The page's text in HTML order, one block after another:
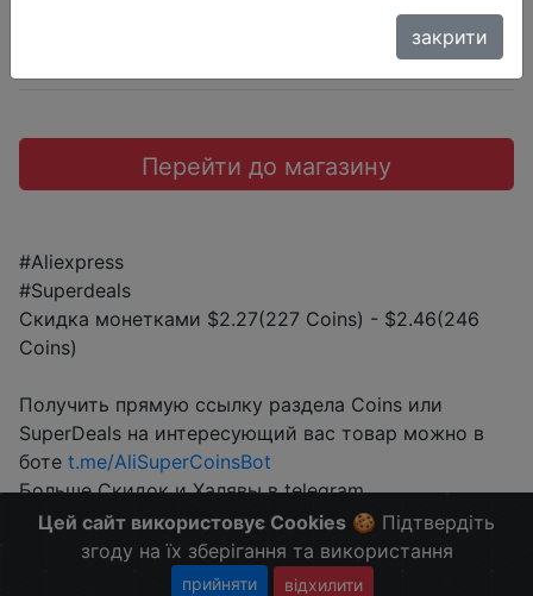
Перейти до магазину
#Aliexpress
#Superdeals
Скидка монетками $2.27(227 Coins) - $2.46(246
Coins)
Получить прямую ссылку раздела Coins или
SuperDeals на интересующий вас товар можно в
боте t.me/AliSuperCoinsBot
Больше Скидок и Халявы в telegram
t.me/%2B8jHVizJO6XY3M2Qy
Цей сайт використовує Cookies 🍪 Підтвердіть
згоду на їх зберігання та використання
прийняти відхилити
закрити